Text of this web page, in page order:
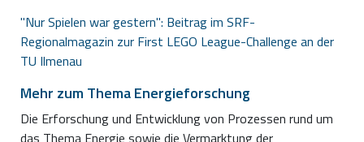
"Nur Spielen war gestern": Beitrag im SRF-
Regionalmagazin zur First LEGO League-Challenge an der
TU Ilmenau
Mehr zum Thema Energieforschung
Die Erforschung und Entwicklung von Prozessen rund um
das Thema Energie sowie die Vermarktung der